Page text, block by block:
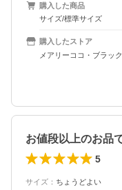
購入した商品
サイズ/標準サイズ
購入したストア
メアリーココ・ブラッ
お値段以上のお品
5
サイズ ： ちょうどよい